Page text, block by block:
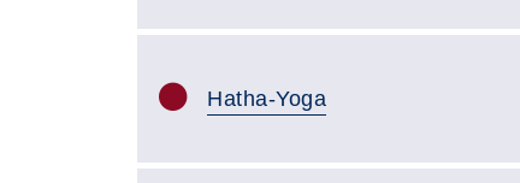
Hatha-Yoga